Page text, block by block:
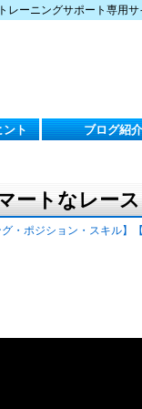
レーニングサポート専用サ
ント ブログ紹介
トなレー
グ・ポジション・スキル】